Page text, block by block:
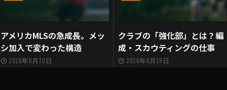
アメリカMLSの急成長。メッ
シ加入で変わった構造
2026年6月30日
クラブの「強化部」とは？編
成・スカウティングの仕事
2026年6月29日